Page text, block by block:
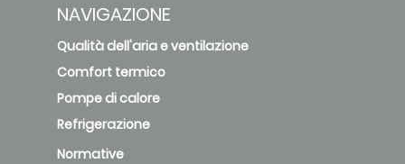
NAVIGAZIONE
Qualità dell'aria e ventilazione
Comfort termico
Pompe di calore
Refrigerazione
Normative